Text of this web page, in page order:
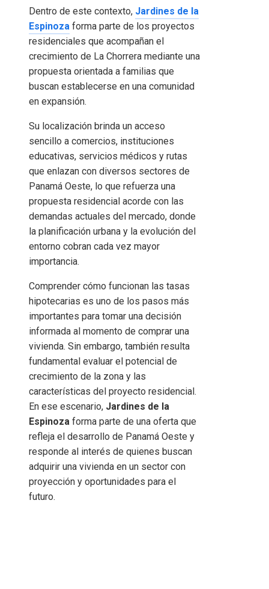
Dentro de este contexto, Jardines de la
Espinoza forma parte de los proyectos
residenciales que acompañan el
crecimiento de La Chorrera mediante una
propuesta orientada a familias que
buscan establecerse en una comunidad
en expansión.
Su localización brinda un acceso
sencillo a comercios, instituciones
educativas, servicios médicos y rutas
que enlazan con diversos sectores de
Panamá Oeste, lo que refuerza una
propuesta residencial acorde con las
demandas actuales del mercado, donde
la planificación urbana y la evolución del
entorno cobran cada vez mayor
importancia.
Comprender cómo funcionan las tasas
hipotecarias es uno de los pasos más
importantes para tomar una decisión
informada al momento de comprar una
vivienda. Sin embargo, también resulta
fundamental evaluar el potencial de
crecimiento de la zona y las
características del proyecto residencial.
En ese escenario, Jardines de la
Espinoza forma parte de una oferta que
refleja el desarrollo de Panamá Oeste y
responde al interés de quienes buscan
adquirir una vivienda en un sector con
proyección y oportunidades para el
futuro.